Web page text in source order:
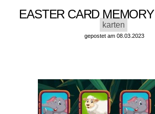
EASTER CARD MEMORY
karten
gepostet am 08.03.2023